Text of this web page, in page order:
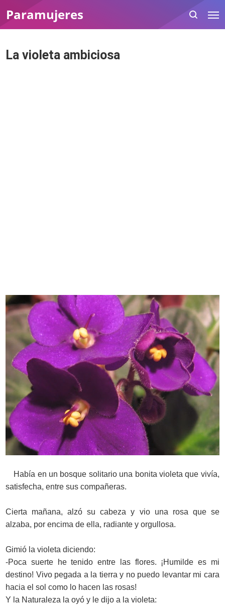
Paramujeres
La violeta ambiciosa
Había en un bosque solitario una bonita violeta que vivía,
satisfecha, entre sus compañeras.
Cierta mañana, alzó su cabeza y vio una rosa que se
alzaba, por encima de ella, radiante y orgullosa.
Gimió la violeta diciendo:
-Poca suerte he tenido entre las flores. ¡Humilde es mi
destino! Vivo pegada a la tierra y no puedo levantar mi cara
hacia el sol como lo hacen las rosas!
Y la Naturaleza la oyó y le dijo a la violeta: